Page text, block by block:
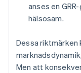
anses en
hälsosam.
Dessa riktmärken
Men att